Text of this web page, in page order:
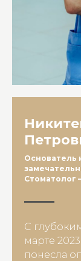
Основатель
Стоматолог
С
марте
понесла